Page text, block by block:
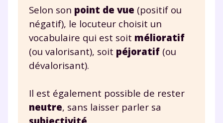
Selon son point de vue (positif ou
négatif), le locuteur choisit un
vocabulaire qui est soit mélioratif
(ou valorisant), soit péjoratif (ou
dévalorisant).
Il est également possible de rester
neutre, sans laisser parler sa
pendant 24h notre
plateforme de soutien
scolaire !
Fiches de cours et vidéos
Unespace dédié aux parentspour
suivre les progrès
Tout le programme scolaire du CP à